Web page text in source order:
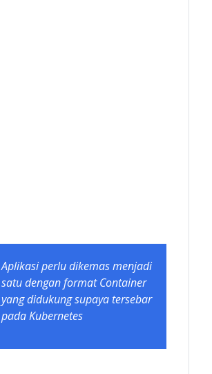
Aplikasi perlu dikemas menjadi
satu dengan format Container
yang didukung supaya tersebar
pada Kubernetes